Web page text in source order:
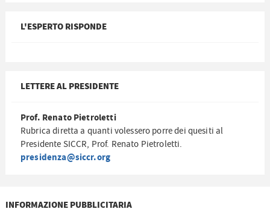
L'ESPERTO RISPONDE
LETTERE AL PRESIDENTE
Prof. Renato Pietroletti
Rubrica diretta a quanti volessero porre dei quesiti al
Presidente SICCR, Prof. Renato Pietroletti.
presidenza@siccr.org
INFORMAZIONE PUBBLICITARIA